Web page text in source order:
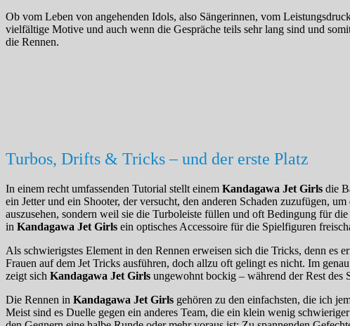
Ob vom Leben von angehenden Idols, also Sängerinnen, vom
vielfältige Motive und auch wenn die Gespräche teils sehr lang sind und
die Rennen.
Turbos, Drifts & Tricks – und der erste Platz
In einem recht umfassenden Tutorial stellt einem Kandagawa Jet Girls die
ein Jetter und ein Shooter, der versucht, den anderen Schaden zuzufügen,
auszusehen, sondern weil sie die Turboleiste füllen und oft Bedingung für
in Kandagawa Jet Girls ein optisches Accessoire für die Spielfiguren
Als schwierigstes Element in den Rennen erweisen sich die Tricks, denn es
Frauen auf dem Jet Tricks ausführen, doch allzu oft gelingt es nicht. Im
zeigt sich Kandagawa Jet Girls ungewohnt bockig – während der Rest des
Die Rennen in Kandagawa Jet Girls gehören zu den einfachsten, die ich
Meist sind es Duelle gegen ein anderes Team, die ein klein wenig